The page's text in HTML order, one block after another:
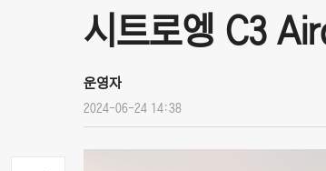
시트로엥 C3
운영자
2024-06-24 14:38